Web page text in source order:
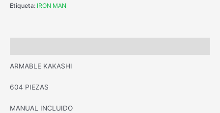
Etiqueta: IRON MAN
ARMABLE KAKASHI
604 PIEZAS
MANUAL INCLUIDO